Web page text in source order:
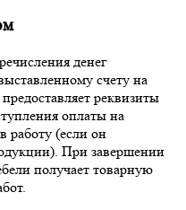
денег
счету на
реквизиты
оплаты на
работу (если он
При завершении
получает товарную